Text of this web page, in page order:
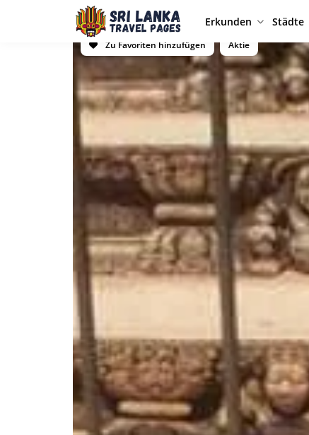
Erkunden Städte
Zu Favoriten hinzufügen
Aktie